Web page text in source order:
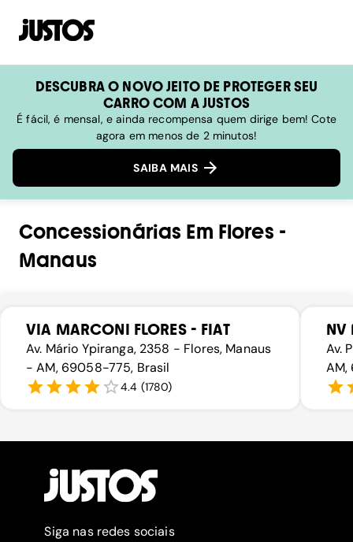
DESCUBRA O NOVO JEITO DE PROTEGER SEU
CARRO COM A JUSTOS
É fácil, é mensal, e ainda recompensa quem dirige bem! Cote
agora em menos de 2 minutos!
SAIBA MAIS
Concessionárias Em Flores -
Manaus
VIA MARCONI FLORES - FIAT
Av. Mário Ypiranga, 2358 - Flores, Manaus
- AM, 69058-775, Brasil
4.4 (1780)
NV
Av.
Siga nas redes sociais